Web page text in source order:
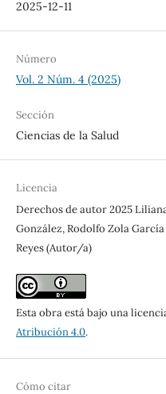
2025-12-11
Número
Vol. 2 Núm. 4 (2025)
Sección
Ciencias de la Salud
Licencia
Derechos de autor 2025
González, Rodolfo Zola
Reyes (Autor/a)
Esta obra está bajo una
Atribución 4.0.
Cómo citar